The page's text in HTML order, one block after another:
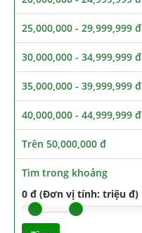
25,000,000 - 29,999,999 đ
30,000,000 - 34,999,999 đ
35,000,000 - 39,999,999 đ
40,000,000 - 44,999,999 đ
Trên 50,000,000 đ
Tìm trong khoảng
0 đ (Đơn vị tính: triệu đ)